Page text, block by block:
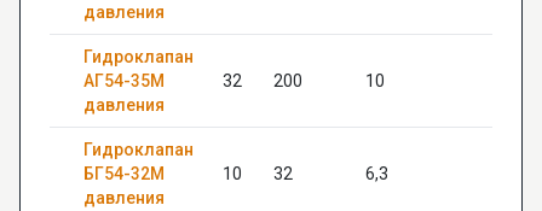
давления
Гидроклапан
АГ54-35М
давления
32 200 10
Гидроклапан
БГ54-32М
давления
10 32 6,3